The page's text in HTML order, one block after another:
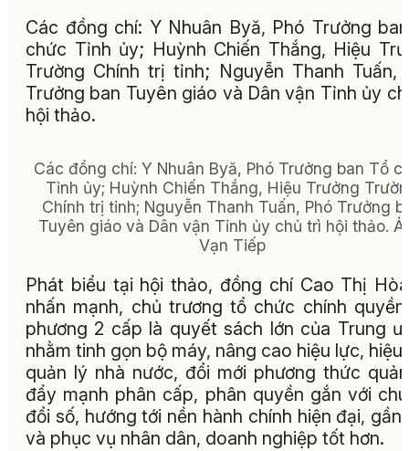
Các đồng chí: Y Nhuân Byă, Phó Trưởng
chức Tỉnh ủy; Huỳnh Chiến Thắng, Hiệu
Trường Chính trị tỉnh; Nguyễn Thanh Tuấn,
Trưởng ban Tuyên giáo và Dân vận Tỉnh ủy
hội thảo.
Các đồng chí: Y Nhuân Byă, Phó Trưởng ban Tổ
Tỉnh ủy; Huỳnh Chiến Thắng, Hiệu Trưởng
Chính trị tỉnh; Nguyễn Thanh Tuấn, Phó Trưởng
Tuyên giáo và Dân vận Tỉnh ủy chủ trì hội thảo.
Vạn Tiếp
Phát biểu tại hội thảo, đồng chí Cao Thị
nhấn mạnh, chủ trương tổ chức chính
phương 2 cấp là quyết sách lớn của Trung
nhằm tinh gọn bộ máy, nâng cao hiệu lực, hiệu
quản lý nhà nước, đổi mới phương thức
đẩy mạnh phân cấp, phân quyền gắn với
đổi số, hướng tới nền hành chính hiện đại, gần
và phục vụ nhân dân, doanh nghiệp tốt hơn.